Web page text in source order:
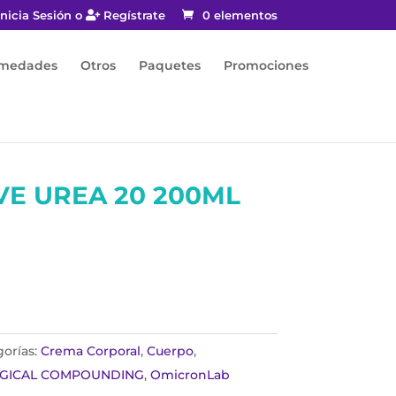
Sesión o Regístrate 0 elementos
Otros Paquetes Promociones
UREA 20 200ML
Crema Corporal, Cuerpo,
COMPOUNDING, OmicronLab